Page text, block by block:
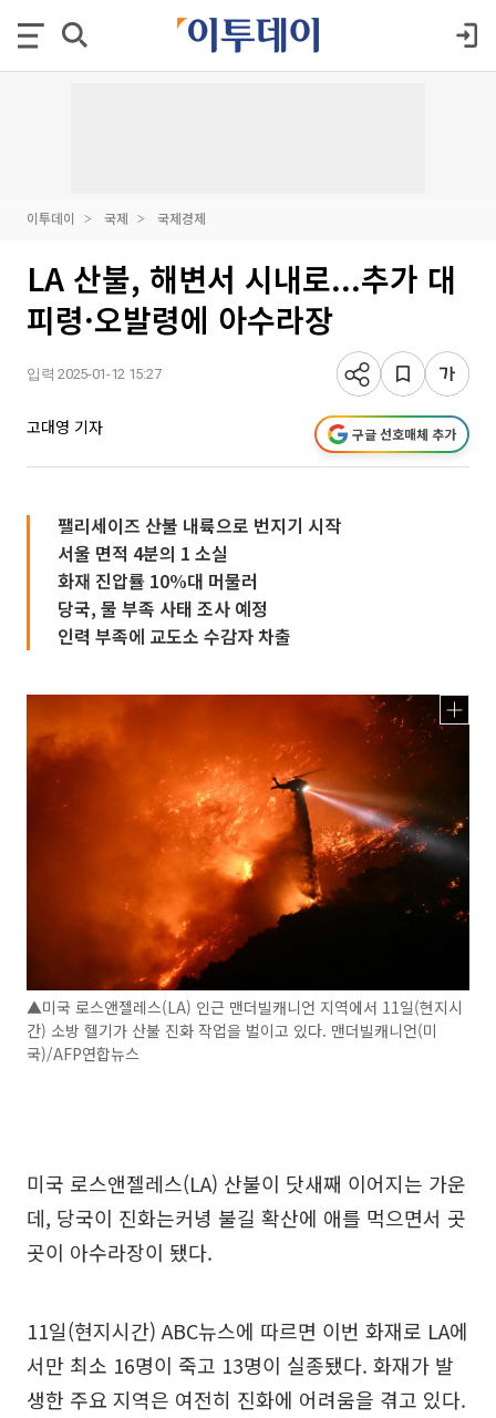
이투데이 국제 국제경제
LA 산불, 해변서 시내로...추가 대
피령·오발령에 아수라장
입력 2025-01-12 15:27
고대영 기자 구글 선호매체 추가
팰리세이즈 산불 내륙으로 번지기 시작
서울 면적 4분의 1 소실
화재 진압률 10%대 머물러
당국, 물 부족 사태 조사 예정
인력 부족에 교도소 수감자 차출
▲미국 로스앤젤레스(LA) 인근 맨더빌캐니언 지역에서 11일(현지시
간) 소방 헬기가 산불 진화 작업을 벌이고 있다. 맨더빌캐니언(미
국)/AFP연합뉴스
미국 로스앤젤레스(LA) 산불이 닷새째 이어지는 가운
데, 당국이 진화는커녕 불길 확산에 애를 먹으면서 곳
곳이 아수라장이 됐다.
11일(현지시간) ABC뉴스에 따르면 이번 화재로 LA에
서만 최소 16명이 죽고 13명이 실종됐다. 화재가 발
생한 주요 지역은 여전히 진화에 어려움을 겪고 있다.